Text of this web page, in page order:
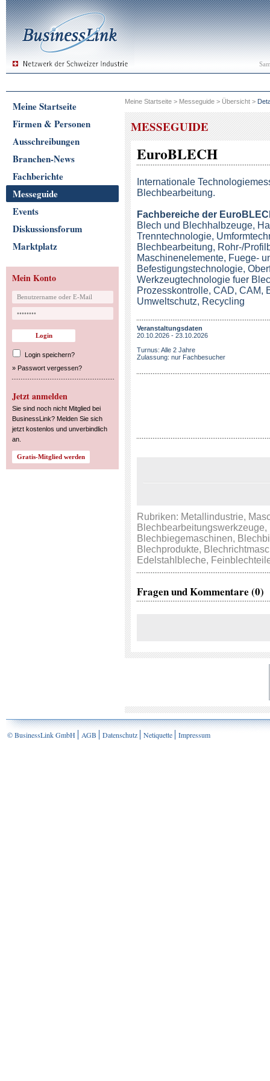
Meine Startseite
Firmen & Personen
Ausschreibungen
Branchen-News
Fachberichte
Messeguide
Events
Diskussionsforum
Marktplatz
Mein Konto
Login speichern?
» Passwort vergessen?
Jetzt anmelden
Sie sind noch nicht Mitglied bei
BusinessLink? Melden Sie sich
jetzt kostenlos und unverbindlich
an.
Meine Startseite > Messeguide > Übersicht >
MESSEGUIDE
EuroBLECH
Internationale
Blechbearbeitung.
Fachbereiche der
Blech und Blechhalbzeuge,
Trenntechnologie,
Blechbearbeitung, Rohr-/
Maschinenelemente, Fuege-
Befestigungstechnologie,
Werkzeugtechnologie fuer
Prozesskontrolle, CAD, CAM,
Umweltschutz, Recycling
Veranstaltungsdaten
20.10.2026 - 23.10.2026
Turnus: Alle 2 Jahre
Zulassung: nur Fachbesucher
Rubriken: Metallindustrie,
Blechbearbeitungswerkzeuge,
Blechbiegemaschinen,
Blechprodukte,
Edelstahlbleche,
Fragen und Kommentare (0)
© BusinessLink GmbH AGB Datenschutz Netiquette Impressum